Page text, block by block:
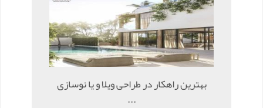
بهترین راهکار در طراحی ویلا و یا نوسازی
...